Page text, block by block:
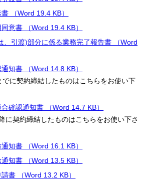
（Word 19.4 KB）
意書 （Word 19.4 KB）
引渡)部分に係る業務完了報告書 （Word
知書 （Word 14.8 KB）
に契約締結したものはこちらをお使い下
確認通知書 （Word 14.7 KB）
に契約締結したものはこちらをお使い下さ
知書 （Word 16.1 KB）
知書 （Word 13.5 KB）
書 （Word 13.2 KB）